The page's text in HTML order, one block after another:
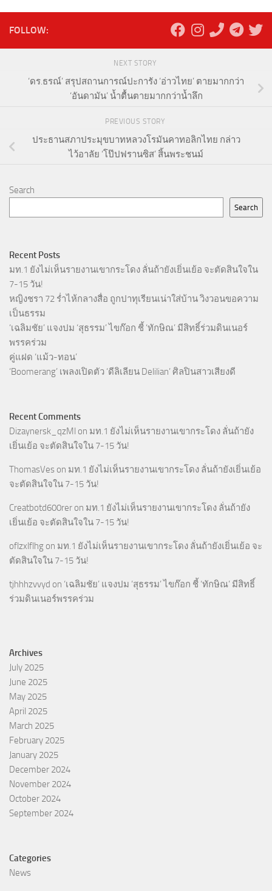
FOLLOW:
NEXT STORY
‘ดร.ธรณ์’ สรุปสถานการณ์ปะการัง ‘อ่าวไทย’ ตายมากกว่า
‘อันดามัน’ น้ำตื้นตายมากกว่าน้ำลึก
PREVIOUS STORY
ประธานสภาประมุขบาทหลวงโรมันคาทอลิกไทย กล่าว
ไว้อาลัย ‘โป๊ปฟรานซิส’ สิ้นพระชนม์
Search
Search
Recent Posts
มท.1 ยังไม่เห็นรายงานเขากระโดง ลั่นถ้ายังเยิ่นเย้อ จะตัดสินใจใน
7-15 วัน!
หญิงชรา 72 ร่ำไห้กลางสื่อ ถูกปาทุเรียนเน่าใส่บ้าน วิงวอนขอความ
เป็นธรรม
‘เฉลิมชัย’ แจงปม ‘สุธรรม’ ไขก๊อก ชี้ ‘ทักษิณ’ มีสิทธิ์ร่วมดินเนอร์
พรรคร่วม
คู่แฝด ‘แม้ว-ทอน’
‘Boomerang’ เพลงเปิดตัว ‘ดีลิเลียน Delilian’ ศิลปินสาวเสียงดี
Recent Comments
Dizaynersk_qzMl on มท.1 ยังไม่เห็นรายงานเขากระโดง ลั่นถ้ายัง
เยิ่นเย้อ จะตัดสินใจใน 7-15 วัน!
ThomasVes on มท.1 ยังไม่เห็นรายงานเขากระโดง ลั่นถ้ายังเยิ่นเย้อ
จะตัดสินใจใน 7-15 วัน!
Creatbotd600rer on มท.1 ยังไม่เห็นรายงานเขากระโดง ลั่นถ้ายัง
เยิ่นเย้อ จะตัดสินใจใน 7-15 วัน!
oflzxlflhg on มท.1 ยังไม่เห็นรายงานเขากระโดง ลั่นถ้ายังเยิ่นเย้อ จะ
ตัดสินใจใน 7-15 วัน!
tjhhhzvvyd on ‘เฉลิมชัย’ แจงปม ‘สุธรรม’ ไขก๊อก ชี้ ‘ทักษิณ’ มีสิทธิ์
ร่วมดินเนอร์พรรคร่วม
Archives
July 2025
June 2025
May 2025
April 2025
March 2025
February 2025
January 2025
December 2024
November 2024
October 2024
September 2024
Categories
News